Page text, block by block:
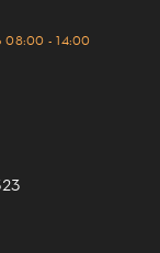
08:00 - 14:00